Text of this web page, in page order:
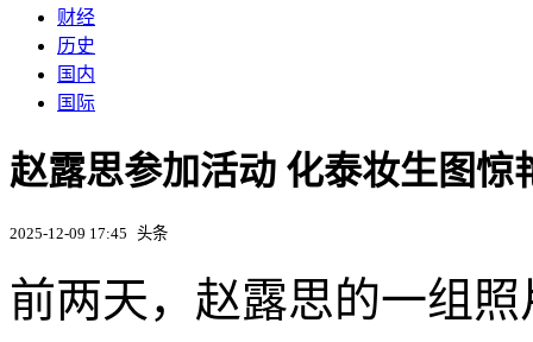
财经
历史
国内
国际
赵露思参加活动 化泰妆生图惊
2025-12-09 17:45 头条
前两天，赵露思的一组